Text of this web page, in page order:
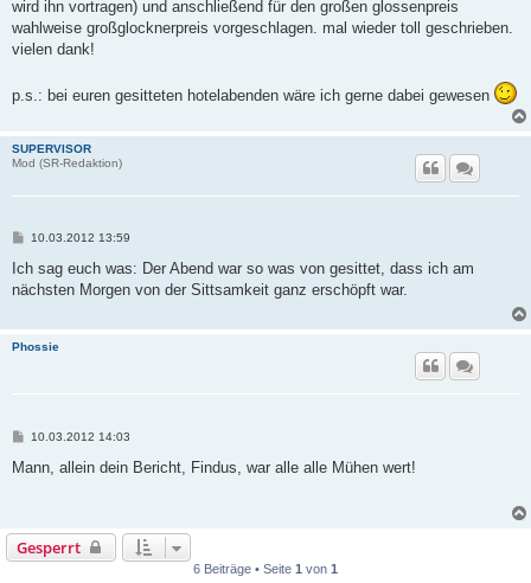
wird ihn vortragen) und anschließend für den großen glossenpreis
wahlweise großglocknerpreis vorgeschlagen. mal wieder toll geschrieben.
vielen dank!
p.s.: bei euren gesitteten hotelabenden wäre ich gerne dabei gewesen
SUPERVISOR
Mod (SR-Redaktion)
B
i
r
10.03.2012 13:59
Ich sag euch was: Der Abend war so was von gesittet, dass ich am
nächsten Morgen von der Sittsamkeit ganz erschöpft war.
Phossie
B
i
10.03.2012 14:03
Mann, allein dein Bericht, Findus, war alle alle Mühen wert!
Gesperrt
6 Beiträge • Seite 1 von 1